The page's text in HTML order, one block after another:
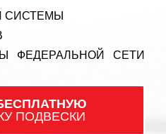
СИСТЕМЫ
ФЕДЕРАЛЬНОЙ СЕТИ
ПОДВЕСКИ